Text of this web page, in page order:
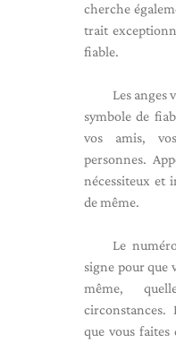
cherche
trait
fiable.
Les anges
symbole de
vos amis,
personnes.
nécessiteux et
de même.
Le
signe pour que
même,
circonstances.
que vous faites